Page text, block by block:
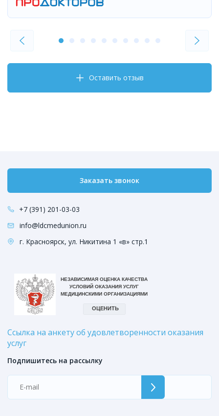
Оставить отзыв
Заказать звонок
+7 (391) 201-03-03
info@ldcmedunion.ru
г. Красноярск, ул. Никитина 1 «в» стр.1
Ссылка на анкету об удовлетворенности оказания
услуг
Подпишитесь на рассылку